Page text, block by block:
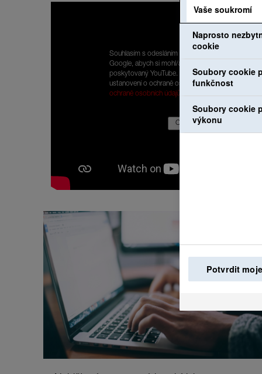
Souhlasím s odesláním mých osobních údajů do
Google, abych si mohl/a prohlížet obsah
poskytovaný YouTube. Přečetl/a jsem si
ustanovení o ochraně osobních údajů:Prohlášení o
ochraně osobních údajů
Vaše soukromí
Naprosto
cookie
Soubory cookie
funkčnost
Soubory cookie
výkonu
Potvrdit